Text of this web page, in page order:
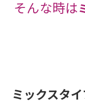
そんな時は
ミックスタ